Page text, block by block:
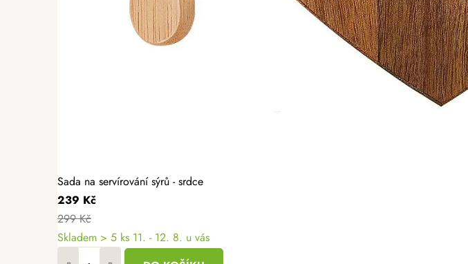
Sada na servírování sýrů - srdce
239 Kč
299 Kč
Skladem > 5 ks 11. - 12. 8. u vás